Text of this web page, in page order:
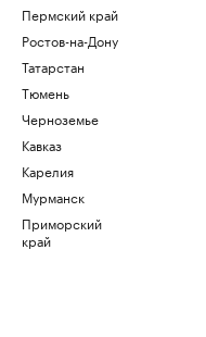
Пермский край
Ростов-на-Дону
Татарстан
Тюмень
Черноземье
Кавказ
Карелия
Мурманск
Приморский
край